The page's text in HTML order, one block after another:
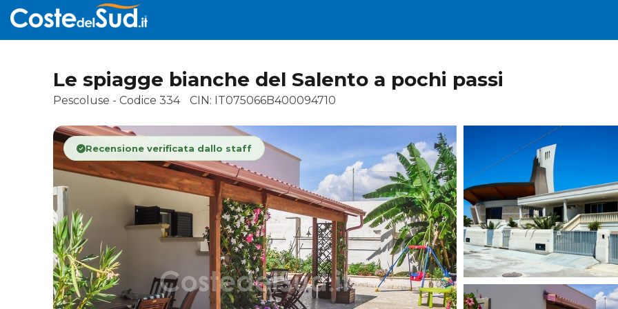
Le spiagge bianche del Salento a pochi passi
Pescoluse - Codice 334 CIN: IT075066B400094710
Recensione verificata dallo staff